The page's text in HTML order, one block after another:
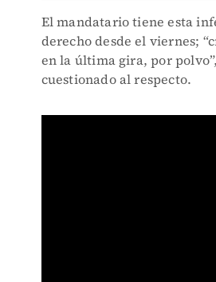
El mandatario tiene esta
derecho desde el viernes;
en la última gira, por
cuestionado al respecto.